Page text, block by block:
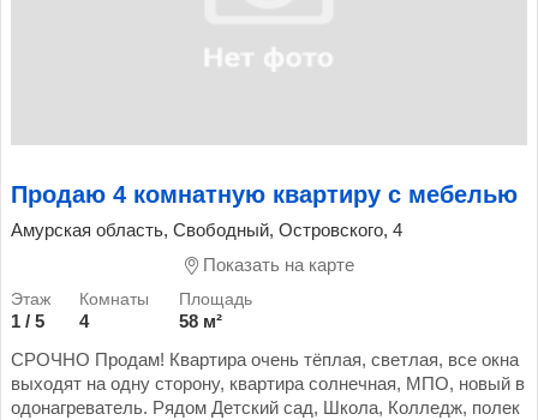
Продаю 4 комнатную квартиру с мебелью
Амурская область, Свободный, Островского, 4
Показать на карте
1 / 5 4
58 м²
СРОЧНО Продам! Квартира очень тёплая, светлая, все окна
выходят на одну сторону, квартира солнечная, МПО, новый в
одонагреватель. Рядом Детский сад, Школа, Колледж, полек